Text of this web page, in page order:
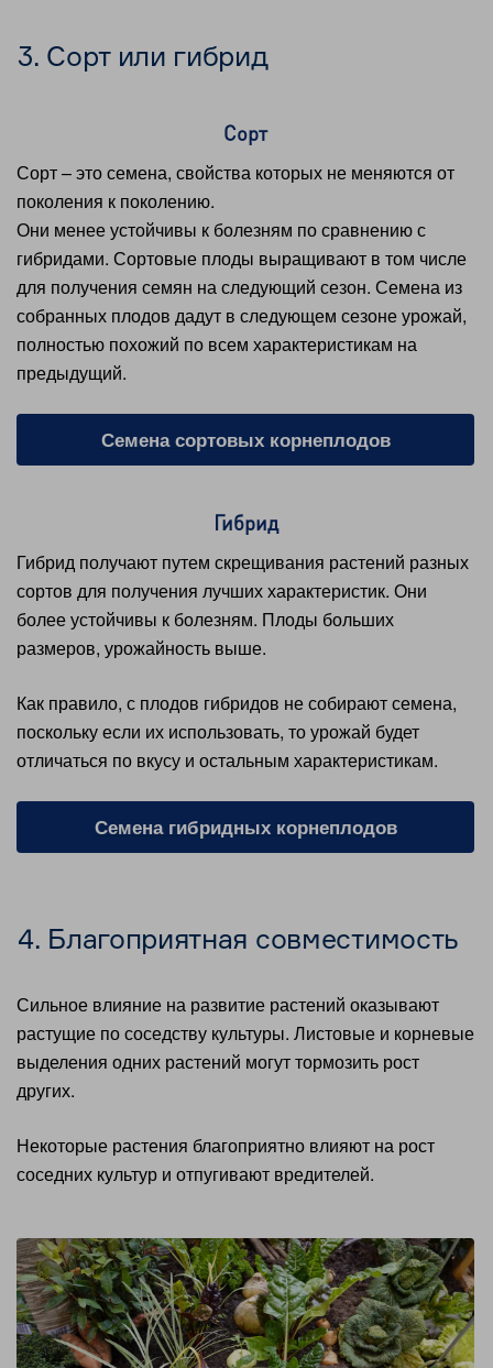
3. Сорт или гибрид
Сорт
Сорт – это семена, свойства которых не меняются от
поколения к поколению.
Они менее устойчивы к болезням по сравнению с
гибридами. Сортовые плоды выращивают в том числе
для получения семян на следующий сезон. Семена из
собранных плодов дадут в следующем сезоне урожай,
полностью похожий по всем характеристикам на
предыдущий.
Семена сортовых корнеплодов
Гибрид
Гибрид получают путем скрещивания растений разных
сортов для получения лучших характеристик. Они
более устойчивы к болезням. Плоды больших
размеров, урожайность выше.
Как правило, с плодов гибридов не собирают семена,
поскольку если их использовать, то урожай будет
отличаться по вкусу и остальным характеристикам.
Семена гибридных корнеплодов
4. Благоприятная совместимость
Сильное влияние на развитие растений оказывают
растущие по соседству культуры. Листовые и корневые
выделения одних растений могут тормозить рост
других.
Некоторые растения благоприятно влияют на рост
соседних культур и отпугивают вредителей.